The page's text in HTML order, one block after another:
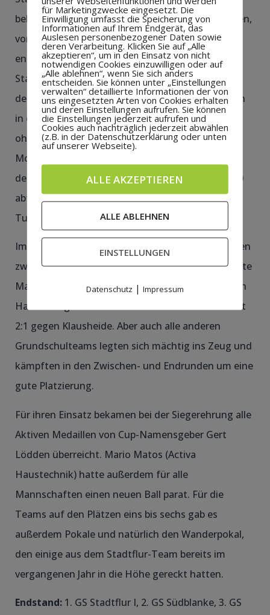
bekamen viele spannende und faire Spiele zu sehen,
von denen einige erst im Siebenmeterschießen
entschieden wurden. Die Grundschüler aus
Stadtflur, von denen viele in der Jugendabteilung
des SV Vorwärts Fußball spielen und mehrere auch
in der Kreisauswahl vertreten sind, marschierten
ohne Gegentor durch das Turnier. Nur die
Montessori-Grundschule aus Klausheide konnten
den jungen Kickern im ersten Gruppenspiel ein 0:0
abtrotzen. Danach standen für den späteren
Turniersieger fünf Siege zu Buche.
Im Halbfinale kam es dabei zum Aufeinandertreffen
zwischen den Teams Stadtflur I und II, das die erste
Mannschaft mit 2:0 für sich entschied. Im anderen
Halbfinale gewann die Grundschule Südblanke mit
2:1 gegen Klausheide. Aber auch alle anderen
Grundschulteams legten sich mächtig ins Zeug und
kämpften in den Zwischen- und Endrunden um eine
gute Platzierung.
Für ihren Einsatz bekamen bei der Siegerehrung alle
Aktiven Medaillen von Cup-Namensgeber Gert
Lödden überreicht. Mario Matos (Activa
Haustechnik) hatte außerdem für alle
Mannschaften einen neuen Ball parat. Für die
Teams auf den Plätzen eins bis sechs gab es
außerdem Pokale und natürlich den Wanderpokal,
den einige aus dem Stadtflur-Team bereits im
vergangenen Jahr in die Höhe gereckt hatten.
Endstand: 1. GS Stadtflur I, 2. GS Südblanke, 3. GS
für Marketingzwecke eingesetzt. Die
Einwilligung umfasst die Speicherung von
Informationen auf Ihrem Endgerät, das
Auslesen personenbezogener Daten sowie
deren Verarbeitung. Klicken Sie auf „Alle
akzeptieren“, um in den Einsatz von nicht
notwendigen Cookies einzuwilligen oder auf
„Alle ablehnen“, wenn Sie sich anders
entscheiden. Sie können unter „Einstellungen
verwalten“ detaillierte Informationen der von
uns eingesetzten Arten von Cookies erhalten
und deren Einstellungen aufrufen. Sie können
die Einstellungen jederzeit aufrufen und
Cookies auch nachträglich jederzeit abwählen
(z.B. in der Datenschutzerklärung oder unten
auf unserer Webseite).
ALLE AKZEPTIEREN
ALLE ABLEHNEN
EINSTELLUNGEN
Datenschutz | Impressum